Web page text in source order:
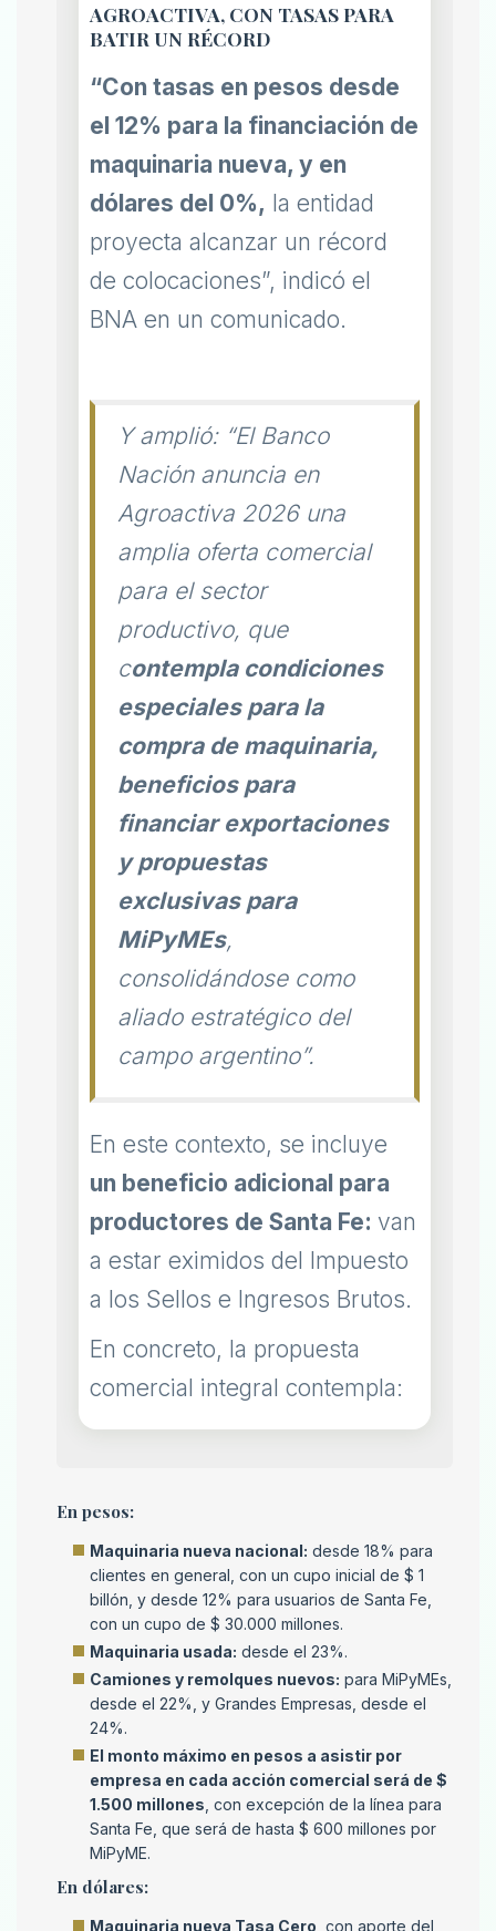
AGROACTIVA, CON TASAS PARA
BATIR UN RÉCORD
“Con tasas en pesos desde
el 12% para la financiación de
maquinaria nueva, y en
dólares del 0%, la entidad
proyecta alcanzar un récord
de colocaciones”, indicó el
BNA en un comunicado.
Y amplió: “El Banco
Nación anuncia en
Agroactiva 2026 una
amplia oferta comercial
para el sector
productivo, que
contempla condiciones
especiales para la
compra de maquinaria,
beneficios para
financiar exportaciones
y propuestas
exclusivas para
MiPyMEs,
consolidándose como
aliado estratégico del
campo argentino”.
En este contexto, se incluye
un beneficio adicional para
productores de Santa Fe: van
a estar eximidos del Impuesto
a los Sellos e Ingresos Brutos.
En concreto, la propuesta
comercial integral contempla:
En pesos:
Maquinaria nueva nacional: desde 18% para
clientes en general, con un cupo inicial de $ 1
billón, y desde 12% para usuarios de Santa Fe,
con un cupo de $ 30.000 millones.
Maquinaria usada: desde el 23%.
Camiones y remolques nuevos: para MiPyMEs,
desde el 22%, y Grandes Empresas, desde el
24%.
El monto máximo en pesos a asistir por
empresa en cada acción comercial será de $
1.500 millones , con excepción de la línea para
Santa Fe, que será de hasta $ 600 millones por
MiPyME.
En dólares:
Maquinaria nueva Tasa Cero , con aporte del